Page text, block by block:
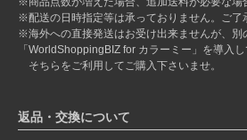
※配送の日時指定等は承っておりません。ご了
※海外への直接発送はお受け出来ませんが、別
「WorldShoppingBIZ for カラーミー」を導入
そちらをご利用してご購入下さいませ。
返品・交換について